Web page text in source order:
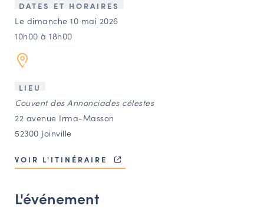
LES ACTIONS PHARES
CONTACT
Agenda
Annuaire
Ressources
OFFRES D’EMPLOI ET DE STAGE
OUTILS EN LIGNE
DATES ET HORAIRES
Le dimanche 10 mai 2026
10h00 à 18h00
LIEU
Couvent des Annonciades célestes
22 avenue Irma-Masson
52300 Joinville
VOIR L'ITINÉRAIRE
L'événement